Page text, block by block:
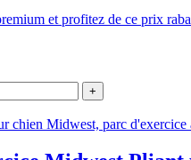
:
et profitez de ce prix
+